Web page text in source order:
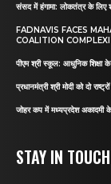
संसद में हंगामा: लोकतंत्र के लिए
FADNAVIS FACES
COALITION
पीएम श्री स्कूल: आधुनिक शिक्षा
प्रधानमंत्री श्री मोदी को दो
जोहर कप में मध्यप्रदेश अकादमी के
STAY IN TOUCH